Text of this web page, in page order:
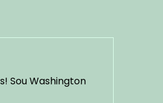
Sou Washington